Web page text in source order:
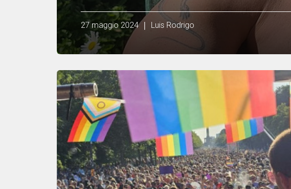
27 maggio 2024 | Luis Rodrigo